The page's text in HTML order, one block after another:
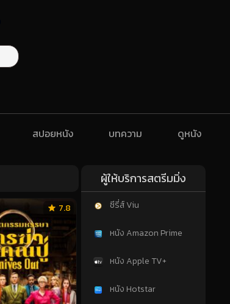
สปอยหนัง บทความ ดูหนัง
7.8
ผู้ให้บริการสตรีมมิ่ง
ซีรี่ส์ Viu
หนัง Amazon Prime
หนัง Apple TV+
หนัง Hotstar